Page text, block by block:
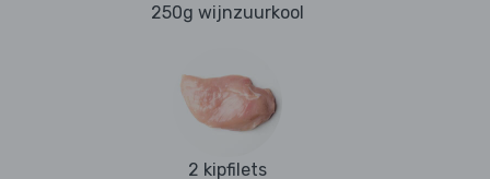
250g wijnzuurkool
2 kipfilets